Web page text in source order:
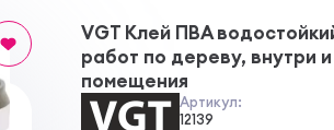
VGT Клей ПВА
работ по дереву, внутри
помещения
Артикул:
12139